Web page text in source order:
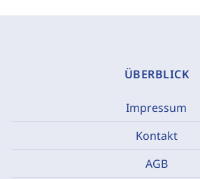
ÜBERBLICK
Impressum
Kontakt
AGB